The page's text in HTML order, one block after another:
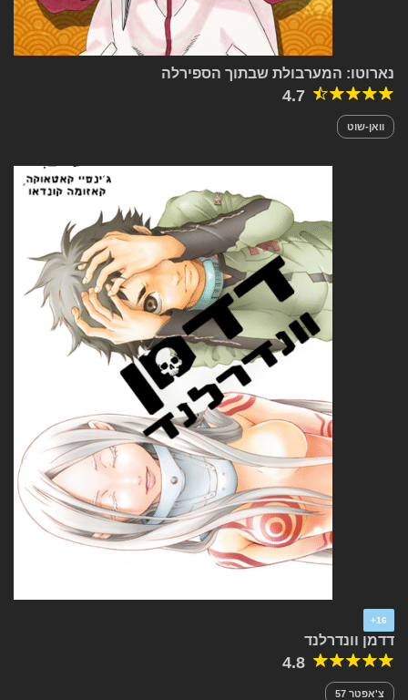
נארוטו: המערבולת שבתוך הספירלה
4.7
וואן-שוט
16+
דדמן וונדרלנד
4.8
צ'אפטר 57